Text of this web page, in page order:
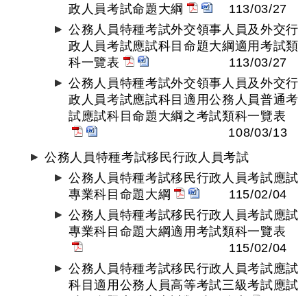
政人員考試命題大綱
113/03/27
公務人員特種考試外交領事人員及外交行
政人員考試應試科目命題大綱適用考試類
科一覽表
113/03/27
公務人員特種考試外交領事人員及外交行
政人員考試應試科目適用公務人員普通考
試應試科目命題大綱之考試類科一覽表
108/03/13
公務人員特種考試移民行政人員考試
公務人員特種考試移民行政人員考試應試
專業科目命題大綱
115/02/04
公務人員特種考試移民行政人員考試應試
專業科目命題大綱適用考試類科一覽表
115/02/04
公務人員特種考試移民行政人員考試應試
科目適用公務人員高等考試三級考試應試